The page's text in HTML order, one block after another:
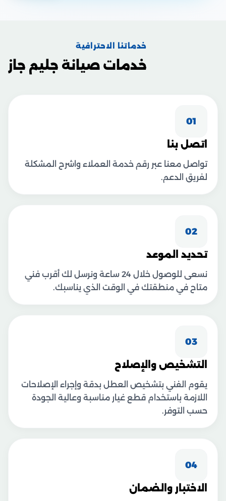
خدماتنا الاحترافية
خدمات صيانة جليم جاز
01
اتصل بنا
تواصل معنا عبر رقم خدمة العملاء واشرح المشكلة
لفريق الدعم.
02
تحديد الموعد
نسعى للوصول خلال 24 ساعة ونرسل لك أقرب فني
متاح في منطقتك في الوقت الذي يناسبك.
03
التشخيص والإصلاح
يقوم الفني بتشخيص العطل بدقة وإجراء الإصلاحات
اللازمة باستخدام قطع غيار مناسبة وعالية الجودة
حسب التوفر.
04
الاختبار والضمان